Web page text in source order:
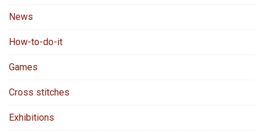
News
How-to-do-it
Games
Cross stitches
Exhibitions